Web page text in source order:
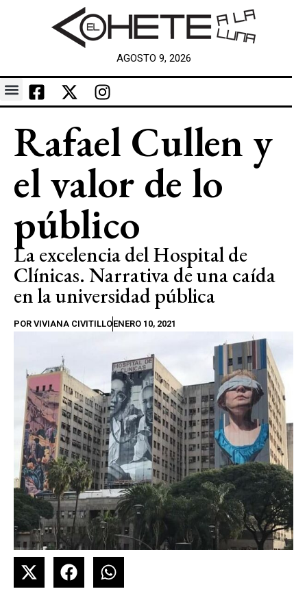
AGOSTO 9, 2026
Rafael Cullen y
el valor de lo
público
La excelencia del Hospital de
Clínicas. Narrativa de una caída
en la universidad pública
POR VIVIANA CIVITILLOENERO 10, 2021